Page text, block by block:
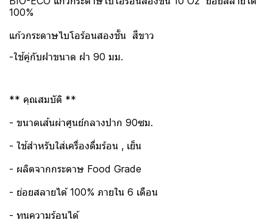
100%
แก้วกระดาษไบโอร้อนสองชั้น สีขาว
-ใช้คู่กับฝาขนาด ฝา 90 มม.
** คุณสมบัติ **
- ขนาดเส้นผ่าศูนย์กลางปาก 90ซม.
- ใช้สำหรับใส่เครื่องดื่มร้อน , เย็น
- ผลิตจากกระดาษ Food Grade
- ย่อยสลายได้ 100% ภายใน 6 เดือน
- ทนความร้อนได้